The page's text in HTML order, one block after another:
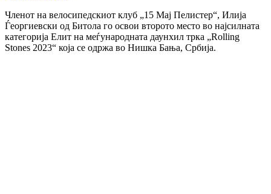
Членот на велосипедскиот клуб „15 Мај Пелистер“, Илија
Ѓеоргиевски од Битола го освои второто место во најсилната
категорија Елит на меѓународната даунхил трка „Rolling
Stones 2023“ која се одржа во Нишка Бања, Србија.